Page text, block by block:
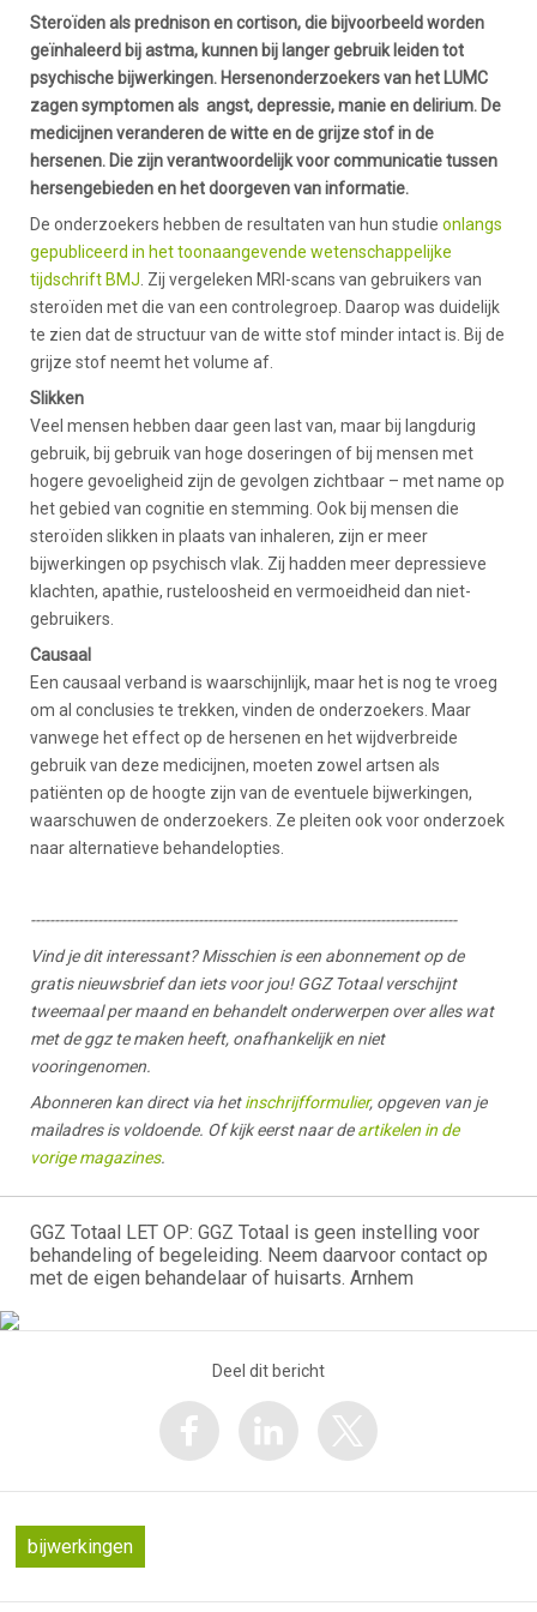
Steroïden als prednison en cortison, die bijvoorbeeld worden
geïnhaleerd bij astma, kunnen bij langer gebruik leiden tot
psychische bijwerkingen. Hersenonderzoekers van het LUMC
zagen symptomen als angst, depressie, manie en delirium. De
medicijnen veranderen de witte en de grijze stof in de
hersenen. Die zijn verantwoordelijk voor communicatie tussen
hersengebieden en het doorgeven van informatie.
De onderzoekers hebben de resultaten van hun studie onlangs
gepubliceerd in het toonaangevende wetenschappelijke
tijdschrift BMJ . Zij vergeleken MRI-scans van gebruikers van
steroïden met die van een controlegroep. Daarop was duidelijk
te zien dat de structuur van de witte stof minder intact is. Bij de
grijze stof neemt het volume af.
Slikken
Veel mensen hebben daar geen last van, maar bij langdurig
gebruik, bij gebruik van hoge doseringen of bij mensen met
hogere gevoeligheid zijn de gevolgen zichtbaar – met name op
het gebied van cognitie en stemming. Ook bij mensen die
steroïden slikken in plaats van inhaleren, zijn er meer
bijwerkingen op psychisch vlak. Zij hadden meer depressieve
klachten, apathie, rusteloosheid en vermoeidheid dan niet-
gebruikers.
Causaal
Een causaal verband is waarschijnlijk, maar het is nog te vroeg
om al conclusies te trekken, vinden de onderzoekers. Maar
vanwege het effect op de hersenen en het wijdverbreide
gebruik van deze medicijnen, moeten zowel artsen als
patiënten op de hoogte zijn van de eventuele bijwerkingen,
waarschuwen de onderzoekers. Ze pleiten ook voor onderzoek
naar alternatieve behandelopties.
-----------------------------------------------------------------------------------------
Vind je dit interessant? Misschien is een abonnement op de
gratis nieuwsbrief dan iets voor jou! GGZ Totaal verschijnt
tweemaal per maand en behandelt onderwerpen over alles wat
met de ggz te maken heeft, onafhankelijk en niet
vooringenomen.
Abonneren kan direct via hetinschrijfformulier, opgeven van je
mailadres is voldoende. Of kijk eerst naar deartikelen in de
vorige magazines.
GGZ Totaal LET OP: GGZ Totaal is geen instelling voor
behandeling of begeleiding. Neem daarvoor contact op
met de eigen behandelaar of huisarts. Arnhem
Deel dit bericht
bijwerkingen